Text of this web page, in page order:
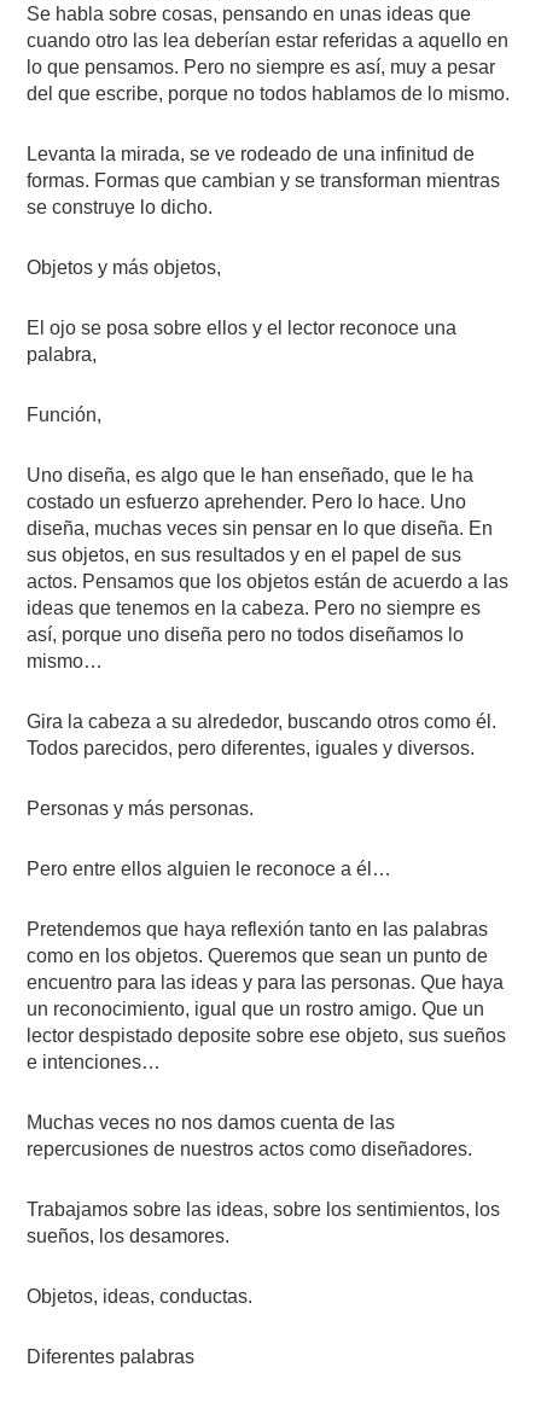
Se habla sobre cosas, pensando en unas ideas que
cuando otro las lea deberían estar referidas a aquello en
lo que pensamos. Pero no siempre es así, muy a pesar
del que escribe, porque no todos hablamos de lo mismo.
Levanta la mirada, se ve rodeado de una infinitud de
formas. Formas que cambian y se transforman mientras
se construye lo dicho.
Objetos y más objetos,
El ojo se posa sobre ellos y el lector reconoce una
palabra,
Función,
Uno diseña, es algo que le han enseñado, que le ha
costado un esfuerzo aprehender. Pero lo hace. Uno
diseña, muchas veces sin pensar en lo que diseña. En
sus objetos, en sus resultados y en el papel de sus
actos. Pensamos que los objetos están de acuerdo a las
ideas que tenemos en la cabeza. Pero no siempre es
así, porque uno diseña pero no todos diseñamos lo
mismo…
Gira la cabeza a su alrededor, buscando otros como él.
Todos parecidos, pero diferentes, iguales y diversos.
Personas y más personas.
Pero entre ellos alguien le reconoce a él…
Pretendemos que haya reflexión tanto en las palabras
como en los objetos. Queremos que sean un punto de
encuentro para las ideas y para las personas. Que haya
un reconocimiento, igual que un rostro amigo. Que un
lector despistado deposite sobre ese objeto, sus sueños
e intenciones…
Muchas veces no nos damos cuenta de las
repercusiones de nuestros actos como diseñadores.
Trabajamos sobre las ideas, sobre los sentimientos, los
sueños, los desamores.
Objetos, ideas, conductas.
Diferentes palabras